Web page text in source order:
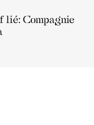
lié: Compagnie